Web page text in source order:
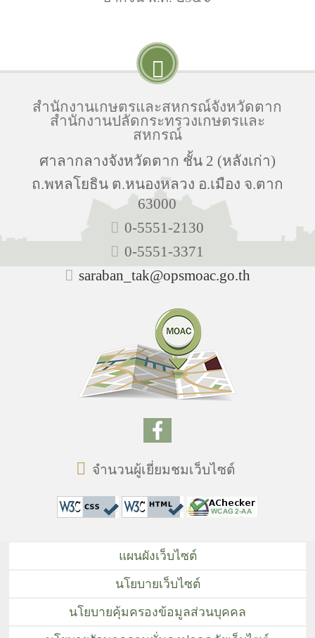
สำนักงานเกษตรและสหกรณ์จังหวัดตาก
สำนักงานปลัดกระทรวงเกษตรและ
สหกรณ์
ศาลากลางจังหวัดตาก ชั้น 2 (หลังเก่า)
ถ.พหลโยธิน ต.หนองหลวง อ.เมือง จ.ตาก
63000
0-5551-2130
0-5551-3371
saraban_tak@opsmoac.go.th
จำนวนผู้เยี่ยมชมเว็บไซต์
แผนผังเว็บไซต์
นโยบายเว็บไซต์
นโยบายคุ้มครองข้อมูลส่วนบุคคล